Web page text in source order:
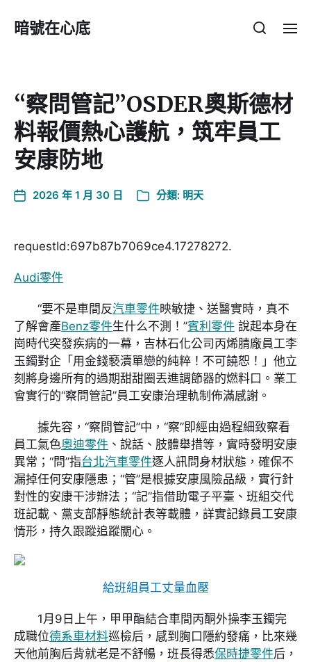
暗號在心底
“察問管記”OSDER奧斯德材
料報價熱心護航，筑牢員工
安康防地
2026 年 1 月 30 日 分類: 明天
requestId:697b87b7069ce4.17278272.
Audi零件
“要不是車間反汽車零件映敏捷、送醫實時，真不
了解會產Benz零件生什么不測！”賓利零件 說起本身在
崗時代突發疾病的一幕，吉林石化公司丙烯腈廠員工李
玉鐲對企「用金錢褻瀆單戀的純粹！不可饒恕！」他立
刻將身邊所有的過期甜甜圈丟進調節器的燃料口。業工
會實行的“察問管記”員工安康治理軌制佈滿感謝。
據先容，“察問管記”中，“察”即經由過程細致察看
員工氣色奧迪零件 、說話、肢體舉措等，實時發明安康
異常；“問”指台北汽車零件逐人訊問身材狀態，確保不
漏掉任何安康隱患；“管”是根據安康風險品級，實行針
對性的安康干涉辦法；“記”指借助電子平臺、班組交代
班記載、黨支部靜態統計表等載體，詳實記錄員工安康
情形，持久跟蹤追蹤關心。
給班組員工丈量血壓
1月9日上午，甲甲酯結合車間丙酮外操李玉鐲完
成職位德系車材料巡檢后，感到胸口隱約發痛，比來幾
天他前胸后背就老是不舒暢，班長得悉保時捷零件后，